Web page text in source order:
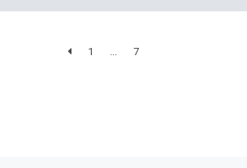
1 ... 7